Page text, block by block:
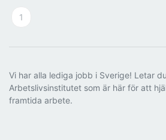
1
Vi har alla lediga jobb i Sverige! Letar
Arbetslivsinstitutet som är här för att
framtida arbete.